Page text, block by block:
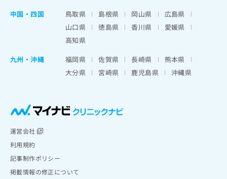
中国・四国
鳥取県 島根県 岡山県
広島県
山口県
徳島県 香川県
愛媛県
高知県
九州・沖縄
福岡県 佐賀県 長崎県
熊本県
大分県
宮崎県 鹿児島県 沖縄県
運営会社
利用規約
記事制作ポリシー
掲載情報の修正について